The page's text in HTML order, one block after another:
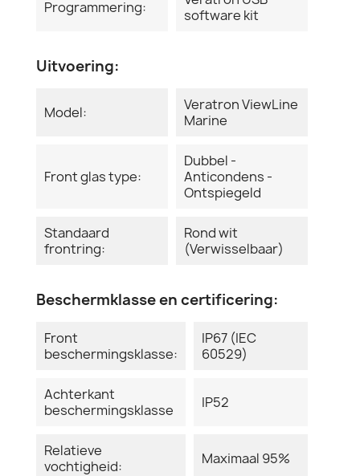
Programmering:
software kit
Uitvoering:
Model:
Veratron ViewLine
Marine
Front glas type:
Dubbel -
Anticondens -
Ontspiegeld
Standaard
frontring:
Rond wit
(Verwisselbaar)
Beschermklasse en certificering:
Front
beschermingsklasse:
IP67 (IEC
60529)
Achterkant
beschermingsklasse
IP52
Relatieve
vochtigheid:
Maximaal 95%